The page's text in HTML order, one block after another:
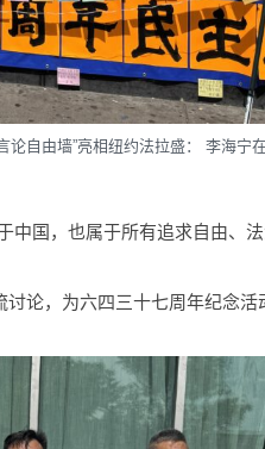
自由墙”亮相纽约法拉盛： 李海宁
中国，也属于所有追求自由、
论，为六四三十七周年纪念活